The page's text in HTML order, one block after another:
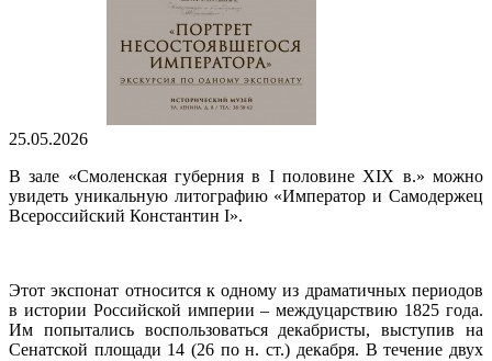
25.05.2026
В зале «Смоленская губерния в I половине XIX в.» можно
увидеть уникальную литографию «Император и Самодержец
Всероссийский Константин I».
Этот экспонат относится к одному из драматичных периодов
в истории Российской империи – междуцарствию 1825 года.
Им попытались воспользоваться декабристы, выступив на
Сенатской площади 14 (26 по н. ст.) декабря. В течение двух